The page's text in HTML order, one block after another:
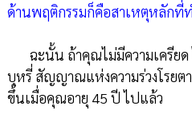
ด้านพฤติกรรมก็คือสาเหตุหลักที่ท
ฉะนั้น ถ้าคุณไม่มีความเครีย
บุหรี่ สัญญาณแห่งความร่วงโรยต
ขึ้นเมื่อคุณอายุ 45 ปี ไปแล้ว